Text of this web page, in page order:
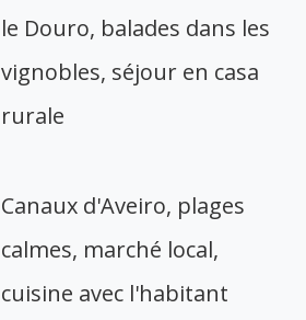
le Douro, balades dans les
vignobles, séjour en casa
rurale
Canaux d'Aveiro, plages
calmes, marché local,
cuisine avec l'habitant